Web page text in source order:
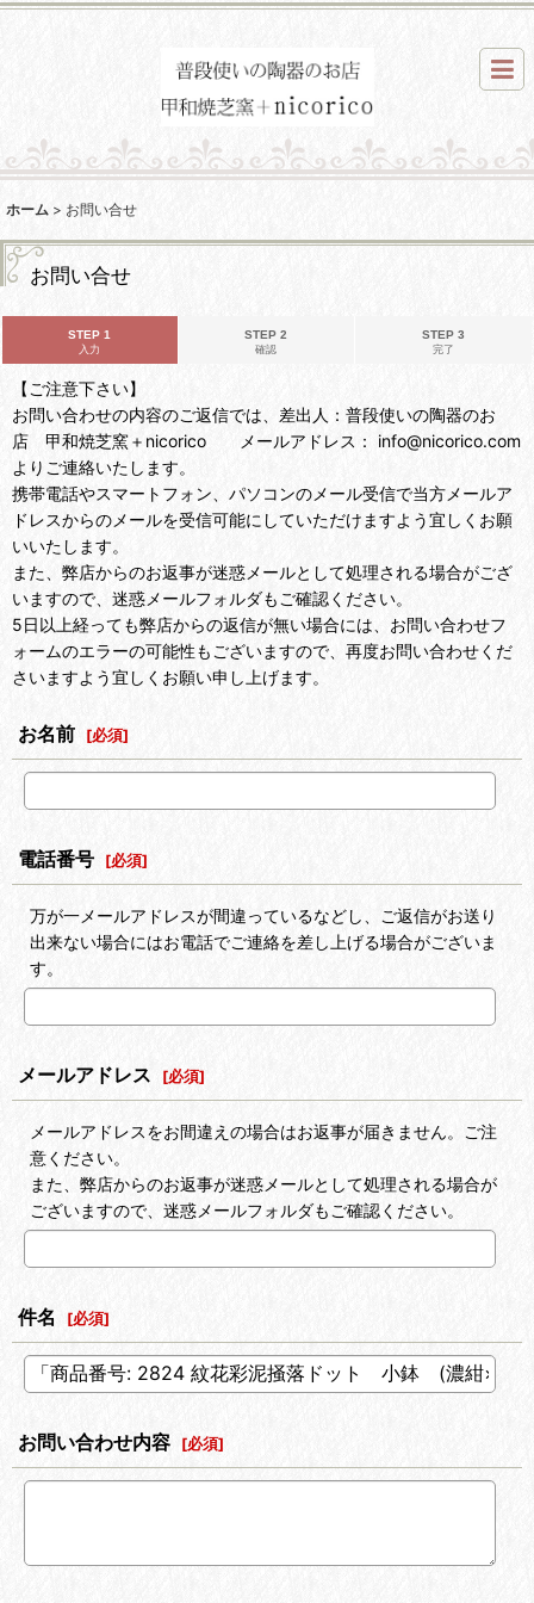
ホーム > お問い合せ
お問い合せ
STEP 1
入力
STEP 2
確認
STEP 3
完了
【ご注意下さい】
お問い合わせの内容のご返信では、差出人：普段使いの陶器のお
店 甲和焼芝窯＋nicorico メールアドレス： info@nicorico.com
よりご連絡いたします。
携帯電話やスマートフォン、パソコンのメール受信で当方メールア
ドレスからのメールを受信可能にしていただけますよう宜しくお願
いいたします。
また、弊店からのお返事が迷惑メールとして処理される場合がござ
いますので、迷惑メールフォルダもご確認ください。
5日以上経っても弊店からの返信が無い場合には、お問い合わせフ
ォームのエラーの可能性もございますので、再度お問い合わせくだ
さいますよう宜しくお願い申し上げます。
お名前 [必須]
電話番号 [必須]
万が一メールアドレスが間違っているなどし、ご返信がお送り
出来ない場合にはお電話でご連絡を差し上げる場合がございま
す。
メールアドレス [必須]
メールアドレスをお間違えの場合はお返事が届きません。ご注
意ください。
また、弊店からのお返事が迷惑メールとして処理される場合が
ございますので、迷惑メールフォルダもご確認ください。
件名 [必須]
お問い合わせ内容 [必須]